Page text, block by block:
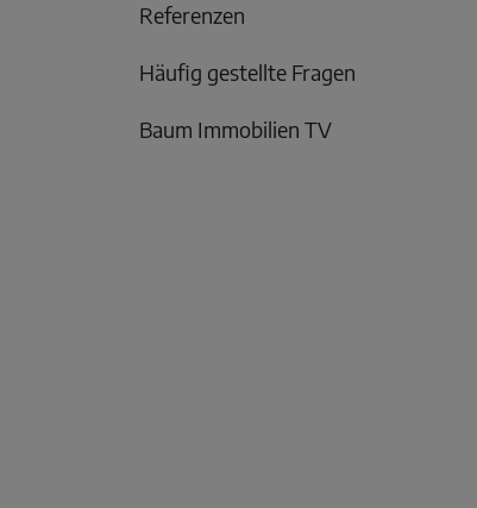
Referenzen
Häufig gestellte Fragen
Baum Immobilien TV